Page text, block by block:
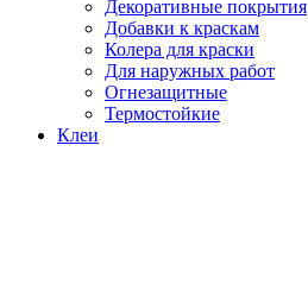
Декоративные покрытия
Добавки к краскам
Колера для краски
Для наружных работ
Огнезащитные
Термостойкие
Клеи